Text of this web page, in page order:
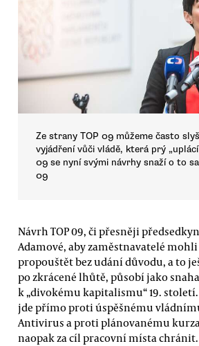
Ze strany TOP 09 můžeme často
vyjádření vůči vládě, která prý „uplácí
09 se nyní svými návrhy snaží o to
09
Návrh TOP 09, či přesněji
Adamové, aby zaměstnavatelé
propouštět bez udání důvodu, a to
po zkrácené lhůtě, působí jako
k „divokému kapitalismu“ 19.
jde přímo proti úspěšnému
Antivirus a proti plánovanému
naopak za cíl pracovní místa chránit.